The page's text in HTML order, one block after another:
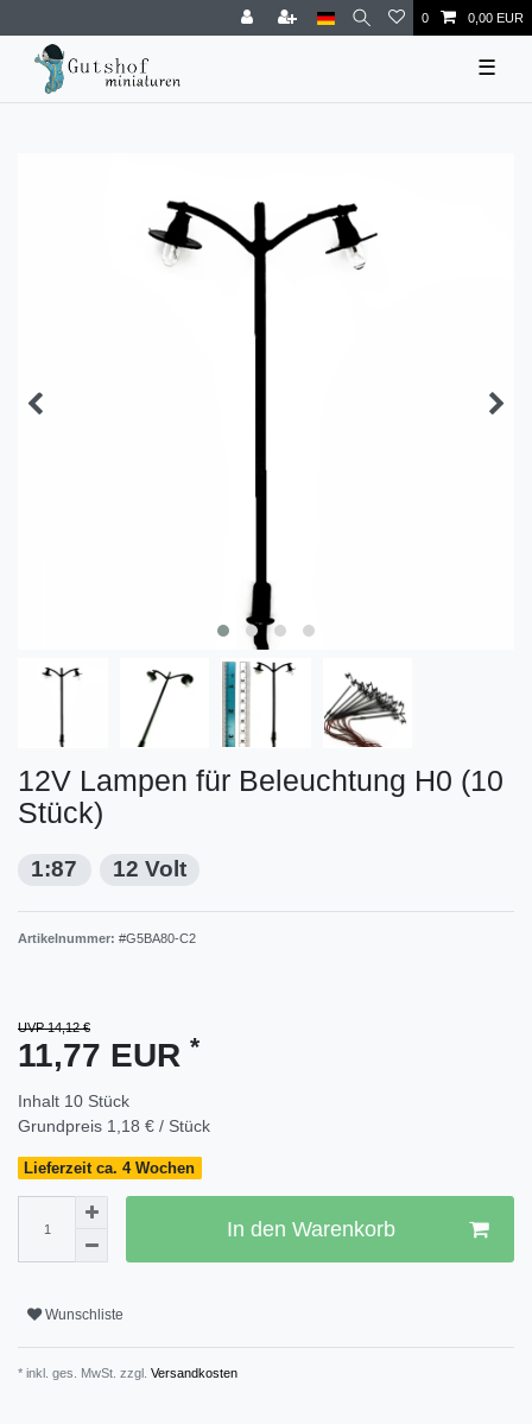
0 0,00 EUR
☰
12V Lampen für Beleuchtung H0 (10
Stück)
1:87 12 Volt
Artikelnummer: #G5BA80-C2
UVP 14,12 €
11,77 EUR *
Inhalt 10 Stück
Grundpreis 1,18 € / Stück
Lieferzeit ca. 4 Wochen
In den Warenkorb
Wunschliste
* inkl. ges. MwSt. zzgl. Versandkosten